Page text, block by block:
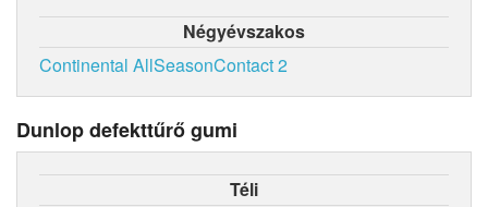
Négyévszakos
Continental AllSeasonContact 2
Dunlop defekttűrő gumi
Téli